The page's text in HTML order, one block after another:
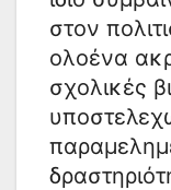
στον
ολοένα
σχολικές